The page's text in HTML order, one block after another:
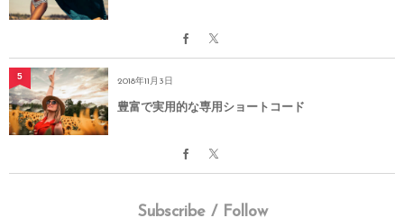
2018年11月3日
豊富で実用的な専用ショートコード
5
Subscribe / Follow